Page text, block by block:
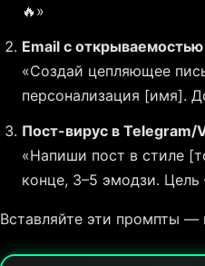
🔥»
Email с
«Создай цепляющее
персонализация [имя].
Пост-вирус в Telegram/
«Напиши пост в стиле
конце, 3–5 эмодзи.
Вставляйте эти промпты —